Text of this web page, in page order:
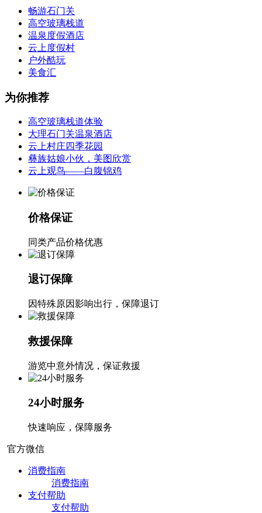
畅游石门关
高空玻璃栈道
温泉度假酒店
云上度假村
户外酷玩
美食汇
为你推荐
高空玻璃栈道体验
大理石门关温泉酒店
云上村庄四季花园
彝族姑娘小伙，美图欣赏
云上观鸟——白腹锦鸡
价格保证
同类产品价格优惠
退订保障
因特殊原因影响出行，保障退订
救援保障
游览中意外情况，保证救援
24小时服务
快速响应，保障服务
官方微信
消费指南
消费指南
支付帮助
支付帮助